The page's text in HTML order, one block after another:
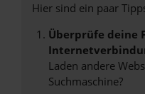
Hier sind ein paar
Überprüfe deine
Laden andere
Suchmaschine?